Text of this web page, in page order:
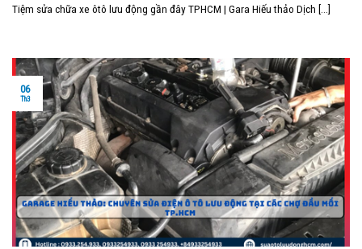
Tiệm sửa chữa xe ôtô lưu động gần đây TPHCM | Gara Hiếu thảo Dịch [...]
06
Th3